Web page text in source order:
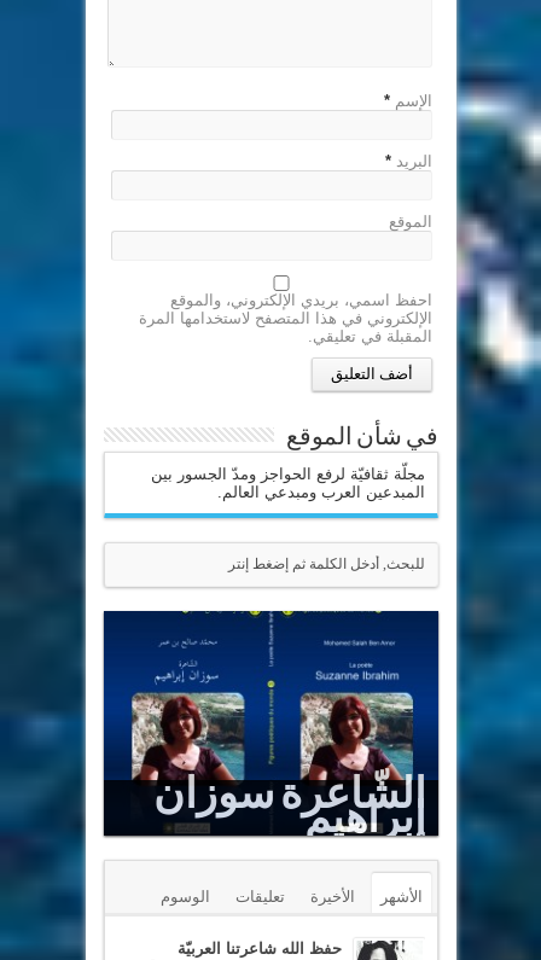
الإسم *
البريد *
الموقع
احفظ اسمي، بريدي الإلكتروني، والموقع
الإلكتروني في هذا المتصفح لاستخدامها المرة
المقبلة في تعليقي.
في شأن الموقع
مجلّة ثقافيّة لرفع الحواجز ومدّ الجسور بين
المبدعين العرب ومبدعي العالم.
الشّاعرة سوزان
إبراهيم
Le Sommet est un puits renversé
الأشهر الأخيرة تعليقات الوسوم
حفظ الله شاعرتنا العربيّة